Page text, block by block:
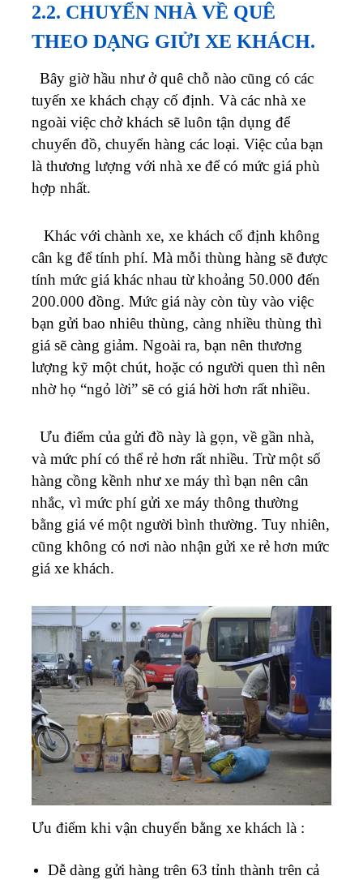
2.2. CHUYỂN NHÀ VỀ QUÊ
THEO DẠNG GIỬI XE KHÁCH.
Bây giờ hầu như ở quê chỗ nào cũng có các
tuyến xe khách chạy cố định. Và các nhà xe
ngoài việc chở khách sẽ luôn tận dụng để
chuyển đồ, chuyển hàng các loại. Việc của bạn
là thương lượng với nhà xe để có mức giá phù
hợp nhất.
Khác với chành xe, xe khách cố định không
cân kg để tính phí. Mà mỗi thùng hàng sẽ được
tính mức giá khác nhau từ khoảng 50.000 đến
200.000 đồng. Mức giá này còn tùy vào việc
bạn gửi bao nhiêu thùng, càng nhiều thùng thì
giá sẽ càng giảm. Ngoài ra, bạn nên thương
lượng kỹ một chút, hoặc có người quen thì nên
nhờ họ “ngỏ lời” sẽ có giá hời hơn rất nhiều.
Ưu điểm của gửi đồ này là gọn, về gần nhà,
và mức phí có thể rẻ hơn rất nhiều. Trừ một số
hàng cồng kềnh như xe máy thì bạn nên cân
nhắc, vì mức phí gửi xe máy thông thường
bằng giá vé một người bình thường. Tuy nhiên,
cũng không có nơi nào nhận gửi xe rẻ hơn mức
giá xe khách.
Ưu điểm khi vận chuyển bằng xe khách là :
Dễ dàng gửi hàng trên 63 tỉnh thành trên cả